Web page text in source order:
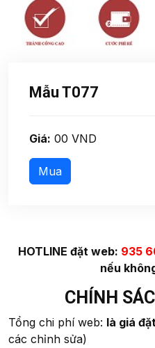
Mẫu T077
Giá: 00 VND
HOTLINE đặt web: 935
nếu
CHÍNH
Tổng chi phí web: là giá
các chỉnh sửa)